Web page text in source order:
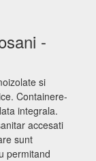
-
si
Containere-
integrala.
accesati
sunt
permitand